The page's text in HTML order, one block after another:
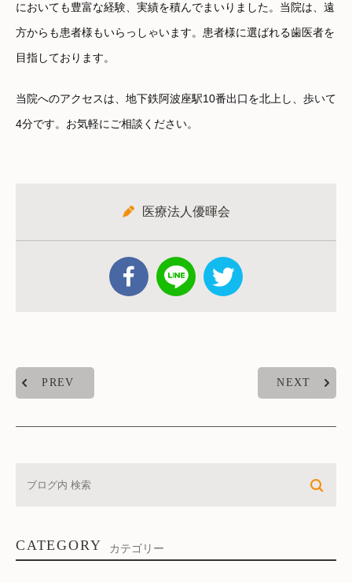
においても豊富な経験、実績を積んでまいりました。当院は、遠
方からも患者様もいらっしゃいます。患者様に選ばれる歯医者を
目指しております。
当院へのアクセスは、地下鉄阿波座駅10番出口を北上し、歩いて
4分です。お気軽にご相談ください。
医療法人優暉会
PREV NEXT
CATEGORY カテゴリー